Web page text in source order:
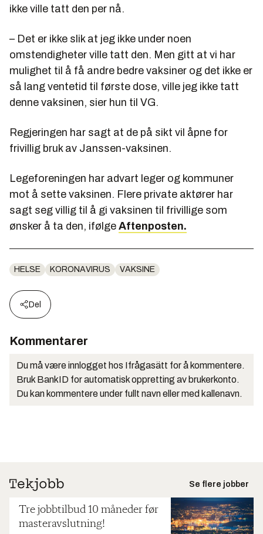
ikke ville tatt den per nå.
– Det er ikke slik at jeg ikke under noen
omstendigheter ville tatt den. Men gitt at vi har
mulighet til å få andre bedre vaksiner og det ikke er
så lang ventetid til første dose, ville jeg ikke tatt
denne vaksinen, sier hun til VG.
Regjeringen har sagt at de på sikt vil åpne for
frivillig bruk av Janssen-vaksinen.
Legeforeningen har advart leger og kommuner
mot å sette vaksinen. Flere private aktører har
sagt seg villig til å gi vaksinen til frivillige som
ønsker å ta den, ifølge Aftenposten.
HELSE KORONAVIRUS VAKSINE
Del
Kommentarer
Du må være innlogget hos Ifrågasätt for å kommentere.
Bruk BankID for automatisk oppretting av brukerkonto.
Du kan kommentere under fullt navn eller med kallenavn.
Se flere jobber
Tre jobbtilbud 10 måneder før
masteravslutning!